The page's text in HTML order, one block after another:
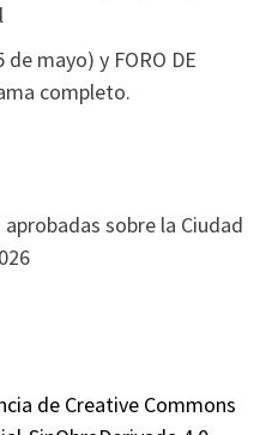
mayo) y FORO DE
completo.
aprobadas sobre la Ciudad
de Creative Commons